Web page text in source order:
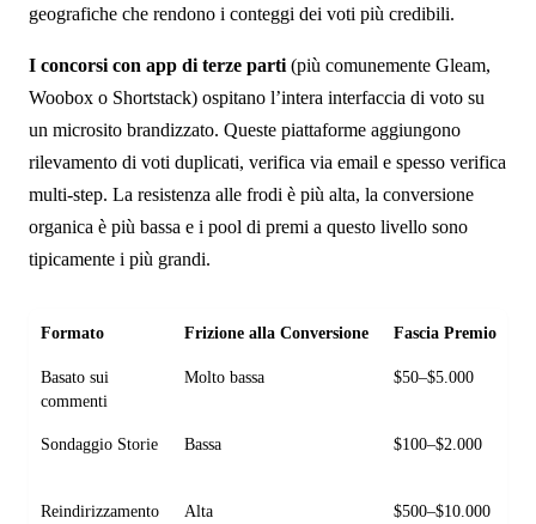
geografiche che rendono i conteggi dei voti più credibili.
I concorsi con app di terze parti (più comunemente Gleam,
Woobox o Shortstack) ospitano l’intera interfaccia di voto su
un microsito brandizzato. Queste piattaforme aggiungono
rilevamento di voti duplicati, verifica via email e spesso verifica
multi-step. La resistenza alle frodi è più alta, la conversione
organica è più bassa e i pool di premi a questo livello sono
tipicamente i più grandi.
Formato Frizione alla Conversione Fascia Premio
Basato sui
commenti
Molto bassa $50–$5.000
Sondaggio Storie Bassa $100–$2.000
Reindirizzamento
Alta $500–$10.000